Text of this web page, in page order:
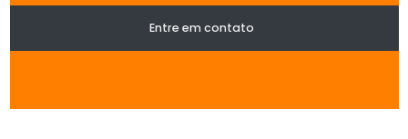
Entre em contato